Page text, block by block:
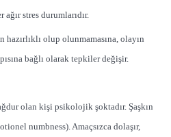
stres durumlarıdır.
olup olunmamasına, olayın
bağlı olarak tepkiler değişir.
olan kişi psikolojik şoktadır. Şaşkın
numbness). Amaçsızca dolaşır,